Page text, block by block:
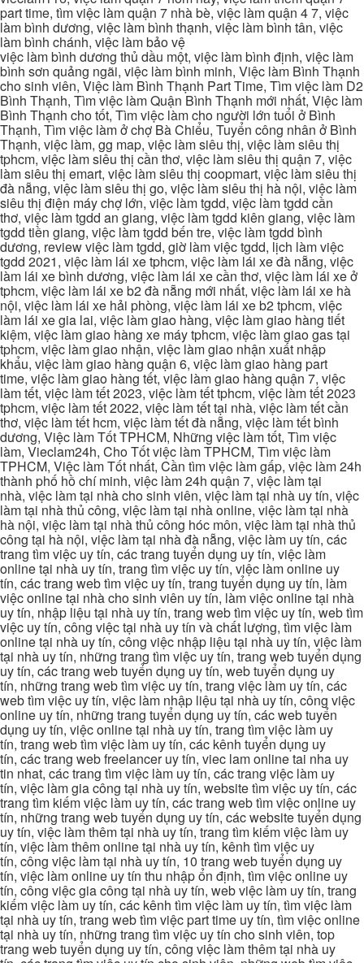
part time, tìm việc làm quận 7 nhà bè, việc làm quận 4 7, việc
làm bình dương, việc làm bình thạnh, việc làm bình tân, việc
làm bình chánh, việc làm bảo vệ
việc làm bình dương thủ dầu một, việc làm bình định, việc làm
bình sơn quảng ngãi, việc làm bình minh, Việc làm Bình Thạnh
cho sinh viên, Việc làm Bình Thạnh Part Time, Tìm việc làm D2
Bình Thạnh, Tìm việc làm Quận Bình Thạnh mới nhất, Việc làm
Bình Thạnh cho tốt, Tìm việc làm cho người lớn tuổi ở Bình
Thạnh, Tìm việc làm ở chợ Bà Chiểu, Tuyển công nhân ở Bình
Thạnh, việc làm, gg map, việc làm siêu thị, việc làm siêu thị
tphcm, việc làm siêu thị cần thơ, việc làm siêu thị quận 7, việc
làm siêu thị emart, việc làm siêu thị coopmart, việc làm siêu thị
đà nẵng, việc làm siêu thị go, việc làm siêu thị hà nội, việc làm
siêu thị điện máy chợ lớn, việc làm tgdd, việc làm tgdd cần
thơ, việc làm tgdd an giang, việc làm tgdd kiên giang, việc làm
tgdd tiền giang, việc làm tgdd bến tre, việc làm tgdd bình
dương, review việc làm tgdd, giờ làm việc tgdd, lịch làm việc
tgdd 2021, việc làm lái xe tphcm, việc làm lái xe đà nẵng, việc
làm lái xe bình dương, việc làm lái xe cần thơ, việc làm lái xe ở
tphcm, việc làm lái xe b2 đà nẵng mới nhất, việc làm lái xe hà
nội, việc làm lái xe hải phòng, việc làm lái xe b2 tphcm, việc
làm lái xe gia lai, việc làm giao hàng, việc làm giao hàng tiết
kiệm, việc làm giao hàng xe máy tphcm, việc làm giao gas tại
tphcm, việc làm giao nhận, việc làm giao nhận xuất nhập
khẩu, việc làm giao hàng quận 6, việc làm giao hàng part
time, việc làm giao hàng tết, việc làm giao hàng quận 7, việc
làm tết, việc làm tết 2023, việc làm tết tphcm, việc làm tết 2023
tphcm, việc làm tết 2022, việc làm tết tại nhà, việc làm tết cần
thơ, việc làm tết hcm, việc làm tết đà nẵng, việc làm tết bình
dương, Việc làm Tốt TPHCM, Những việc làm tốt, Tìm việc
làm, Vieclam24h, Cho Tốt việc làm TPHCM, Tìm việc làm
TPHCM, Việc làm Tốt nhất, Cần tìm việc làm gấp, việc làm 24h
thành phố hồ chí minh, việc làm 24h quận 7, việc làm tại
nhà, việc làm tại nhà cho sinh viên, việc làm tại nhà uy tín, việc
làm tại nhà thủ công, việc làm tại nhà online, việc làm tại nhà
hà nội, việc làm tại nhà thủ công hóc môn, việc làm tại nhà thủ
công tại hà nội, việc làm tại nhà đà nẵng, việc làm uy tín, các
trang tìm việc uy tín, các trang tuyển dụng uy tín, việc làm
online tại nhà uy tín, trang tìm việc uy tín, việc làm online uy
tín, các trang web tìm việc uy tín, trang tuyển dụng uy tín, làm
việc online tại nhà cho sinh viên uy tín, làm việc online tại nhà
uy tín, nhập liệu tại nhà uy tín, trang web tìm việc uy tín, web tìm
việc uy tín, công việc tại nhà uy tín và chất lượng, tìm việc làm
online tại nhà uy tín, công việc nhập liệu tại nhà uy tín, việc làm
tại nhà uy tín, những trang tìm việc uy tín, trang web tuyển dụng
uy tín, các trang web tuyển dụng uy tín, web tuyển dụng uy
tín, những trang web tìm việc uy tín, trang việc làm uy tín, các
web tìm việc uy tín, việc làm nhập liệu tại nhà uy tín, công việc
online uy tín, những trang tuyển dụng uy tín, các web tuyển
dụng uy tín, việc online tại nhà uy tín, trang tìm việc làm uy
tín, trang web tìm việc làm uy tín, các kênh tuyển dụng uy
tín, các trang web freelancer uy tín, viec lam online tai nha uy
tin nhat, các trang tìm việc làm uy tín, các trang việc làm uy
tín, việc làm gia công tại nhà uy tín, website tìm việc uy tín, các
trang tìm kiếm việc làm uy tín, các trang web tìm việc online uy
tín, những trang web tuyển dụng uy tín, các website tuyển dụng
uy tín, việc làm thêm tại nhà uy tín, trang tìm kiếm việc làm uy
tín, việc làm thêm online tại nhà uy tín, kênh tìm việc uy
tín, công việc làm tại nhà uy tín, 10 trang web tuyển dụng uy
tín, việc làm online uy tín thu nhập ổn định, tìm việc online uy
tín, công việc gia công tại nhà uy tín, web việc làm uy tín, trang
kiếm việc làm uy tín, các kênh tìm việc làm uy tín, tìm việc làm
tại nhà uy tín, trang web tìm việc part time uy tín, tìm việc online
tại nhà uy tín, những trang tìm việc uy tín cho sinh viên, top
trang web tuyển dụng uy tín, công việc làm thêm tại nhà uy